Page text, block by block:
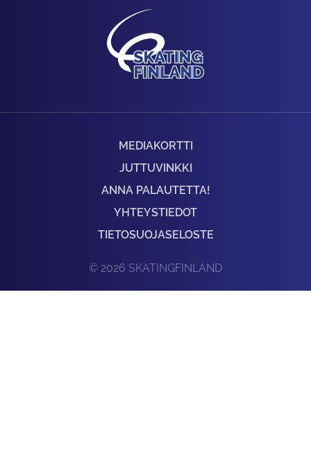
MEDIAKORTTI
JUTTUVINKKI
ANNA PALAUTETTA!
YHTEYSTIEDOT
TIETOSUOJASELOSTE
© 2026 SKATINGFINLAND